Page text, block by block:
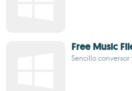
Free Music
Sencillo